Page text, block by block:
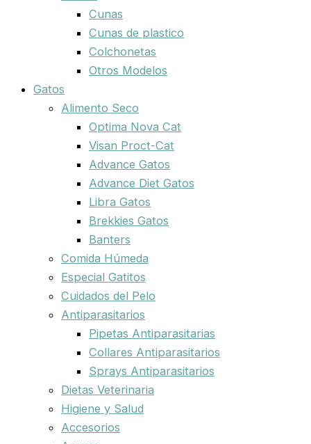
Cunas
Cunas de plastico
Colchonetas
Otros Modelos
Gatos
Alimento Seco
Optima Nova Cat
Visan Proct-Cat
Advance Gatos
Advance Diet Gatos
Libra Gatos
Brekkies Gatos
Banters
Comida Húmeda
Especial Gatitos
Cuidados del Pelo
Antiparasitarios
Pipetas Antiparasitarias
Collares Antiparasitarios
Sprays Antiparasitarios
Dietas Veterinaria
Higiene y Salud
Accesorios